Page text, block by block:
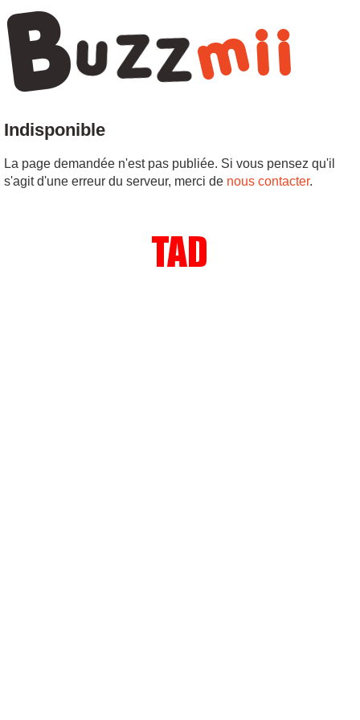
Indisponible
La page demandée n'est pas publiée. Si vous pensez qu'il
s'agit d'une erreur du serveur, merci de nous contacter.